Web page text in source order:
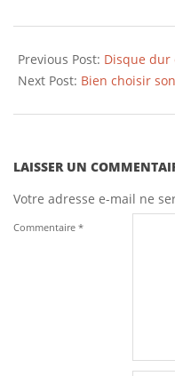
e
e
01-
21
Previous Post: Disque dur
Next Post: Bien choisir
LAISSER UN
Votre adresse e-mail ne
Commentaire *